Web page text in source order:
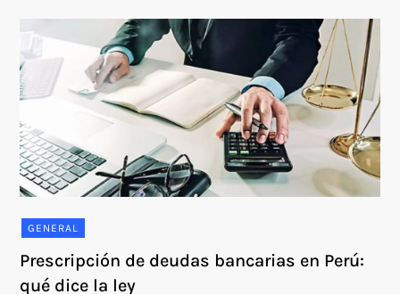
GENERAL
Prescripción de deudas bancarias en Perú:
qué dice la ley